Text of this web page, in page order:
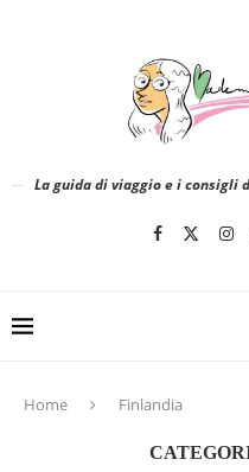
La guida di viaggio e i consigli
Home Finlandia